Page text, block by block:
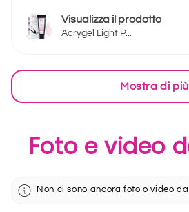
Visualizza il prodotto
Acrygel Light P...
Mostra di più
Foto e video
Non ci sono ancora foto o video